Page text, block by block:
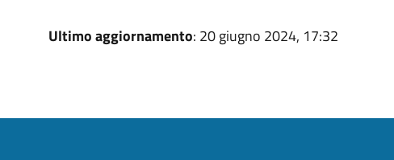
Ultimo aggiornamento: 20 giugno 2024, 17:32